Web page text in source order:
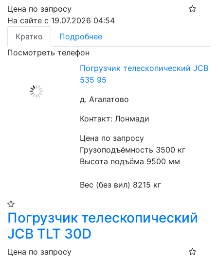
Цена по запросу
На сайте с 19.07.2026 04:54
Кратко
Подробнее
Посмотреть телефон
Погрузчик телескопический JCB
535 95
д. Агалатово
Контакт: Лонмади
Цена по запросу
Грузоподъёмность 3500 кг
Высота подъёма 9500 мм
Вес (без вил) 8215 кг
Погрузчик телескопический
JCB TLT 30D
Цена по запросу